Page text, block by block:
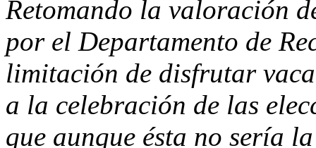
Retomando la valoración
por el Departamento de
limitación de disfrutar
a la celebración de las
que aunque ésta no sería